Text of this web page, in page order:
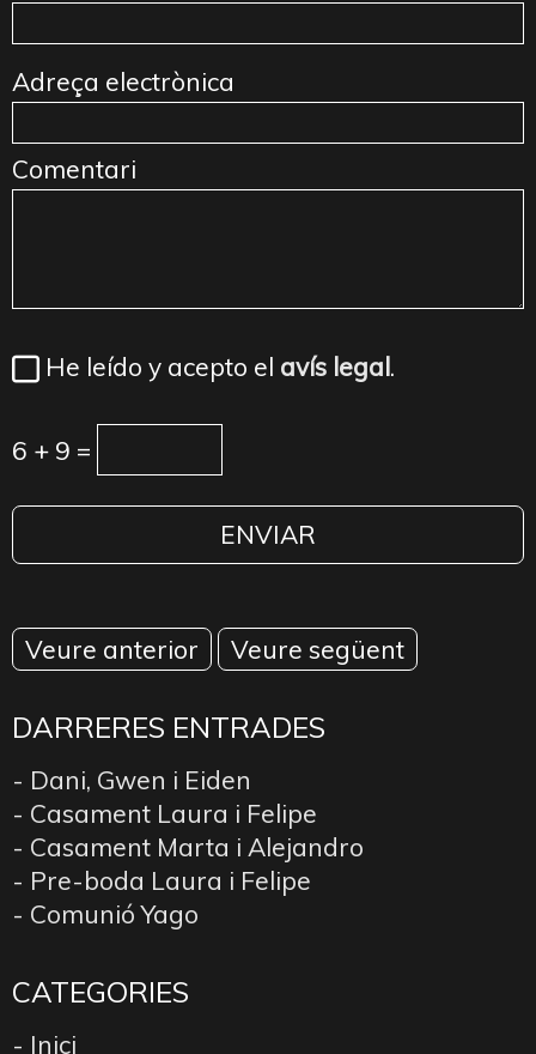
Adreça electrònica
Comentari
He leído y acepto el avís legal.
6 + 9 =
Veure anterior Veure següent
DARRERES ENTRADES
- Dani, Gwen i Eiden
- Casament Laura i Felipe
- Casament Marta i Alejandro
- Pre-boda Laura i Felipe
- Comunió Yago
CATEGORIES
- Inici